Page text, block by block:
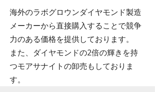
海外のラボグロウンダイヤモンド製造
メーカーから直接購入することで競争
力のある価格を提供しております。
また、ダイヤモンドの2倍の輝きを持
つモアサナイトの卸売もしておりま
す。